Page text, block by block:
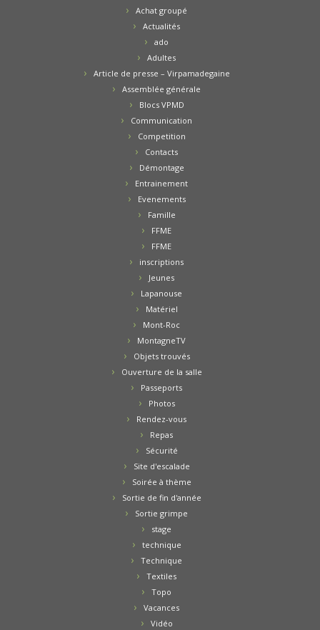
Achat groupé
Actualités
ado
Adultes
Article de presse – Virpamadegaine
Assemblée générale
Blocs VPMD
Communication
Competition
Contacts
Démontage
Entrainement
Evenements
Famille
FFME
FFME
inscriptions
Jeunes
Lapanouse
Matériel
Mont-Roc
MontagneTV
Objets trouvés
Ouverture de la salle
Passeports
Photos
Rendez-vous
Repas
Sécurité
Site d'escalade
Soirée à thème
Sortie de fin d'année
Sortie grimpe
stage
technique
Technique
Textiles
Topo
Vacances
Vidéo